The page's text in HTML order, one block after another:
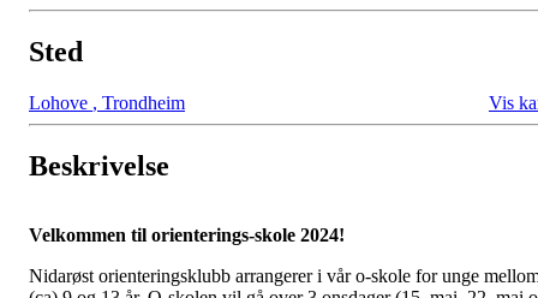
Sted
Lohove , Trondheim Vis
Beskrivelse
Velkommen til orienterings-skole 2024!
Nidarøst orienteringsklubb arrangerer i vår o-skole for unge